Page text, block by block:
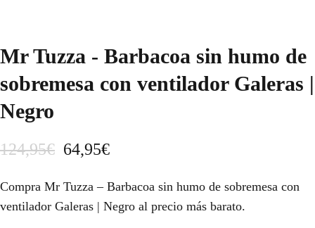
Mr Tuzza - Barbacoa sin humo de
sobremesa con ventilador Galeras |
Negro
124,95€ E
p
64,95€E
p
Compra Mr Tuzza – Barbacoa sin humo de sobremesa con
ventilador Galeras | Negro al precio más barato.